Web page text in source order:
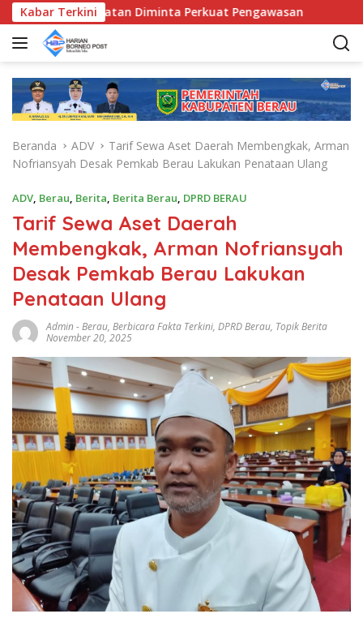
a
Kabar Terkini
Kecamatan Diminta Perkuat Pengawasan
Beranda ADV
Tarif Sewa Aset Daerah Membengkak, Arman
Nofriansyah Desak Pemkab Berau Lakukan Penataan Ulang
ADV, Berau, Berita, Berita Berau, DPRD BERAU
Tarif Sewa Aset Daerah
Membengkak, Arman Nofriansyah
Desak Pemkab Berau Lakukan
Penataan Ulang
Admin-Berau, Berbicara Fakta Terkini, DPRD Berau, Topik Berita
November 20, 2025